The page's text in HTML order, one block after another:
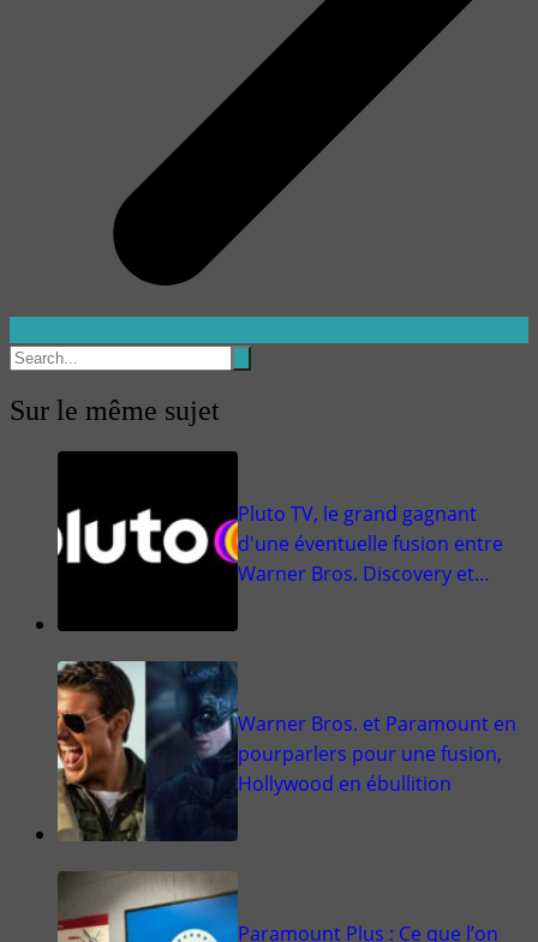
Sur le même sujet
Pluto TV, le grand gagnant
d'une éventuelle fusion entre
Warner Bros. Discovery et…
Warner Bros. et Paramount en
pourparlers pour une fusion,
Hollywood en ébullition
Paramount Plus : Ce que l’on